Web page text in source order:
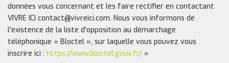
données vous concernant et les faire rectifier en contactant
VIVRE ICI contact@vivreici.com. Nous vous informons de
l'existence de la liste d'opposition au démarchage
téléphonique « Bloctel », sur laquelle vous pouvez vous
inscrire ici : https://www.bloctel.gouv.fr/ »